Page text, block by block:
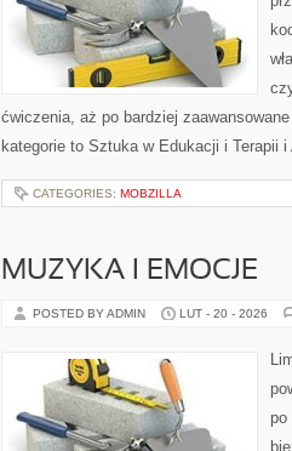
ćwiczenia, aż po bardziej
kategorie to Sztuka w Edukacji i Terapii
CATEGORIES: MOBZILLA
MUZYKA I EMOCJE
POSTED BY ADMIN LUT - 20 - 2026
po